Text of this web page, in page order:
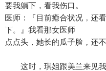
要我躺下，看我伤口。
医师：『目前癒合状况，还
下。』我看那女医师
点点头，她长的瓜子脸，还
这时，琪姐跟美兰来见我